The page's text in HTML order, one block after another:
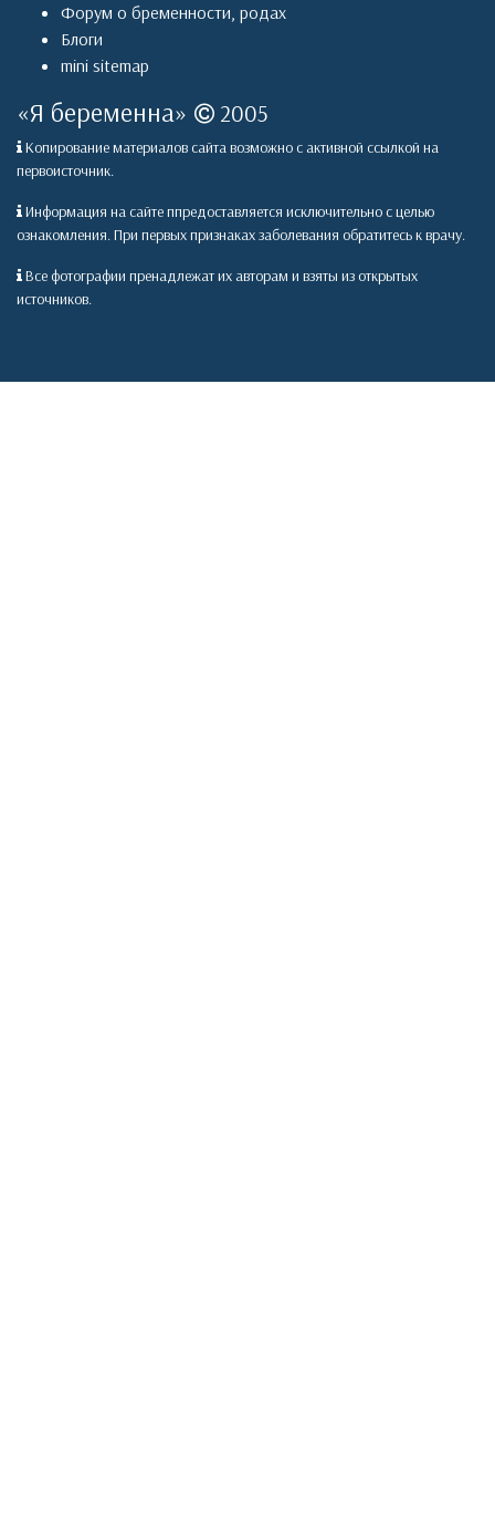
Форум о бременности, родах
Блоги
mini sitemap
«Я беременна» 2005
Копирование материалов сайта возможно с активной ссылкой на
первоисточник.
Информация на сайте ппредоставляется исключительно с целью
ознакомления. При первых признаках заболевания обратитесь к врачу.
Все фотографии пренадлежат их авторам и взяты из открытых
источников.